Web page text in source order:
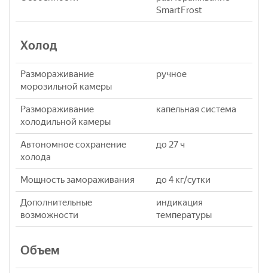
SmartFrost
Холод
Размораживание
морозильной камеры
ручное
Размораживание
холодильной камеры
капельная система
Автономное сохранение
холода
до 27 ч
Мощность замораживания до 4 кг/cутки
Дополнительные
возможности
индикация
температуры
Объем